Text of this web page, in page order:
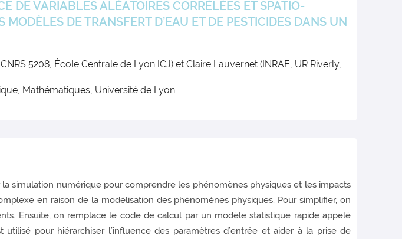
DE VARIABLES ALÉATOIRES CORRÉLÉES ET SPATIO-
DE TRANSFERT D’EAU ET DE PESTICIDES DANS UN
5208, École Centrale de Lyon ICJ) et Claire Lauvernet (INRAE, UR Riverly,
Mathématiques, Université de Lyon.
simulation numérique pour comprendre les phénomènes physiques et les impacts
en raison de la modélisation des phénomènes physiques. Pour simplifier, on
Ensuite, on remplace le code de calcul par un modèle statistique rapide appelé
pour hiérarchiser l’influence des paramètres d’entrée et aider à la prise de